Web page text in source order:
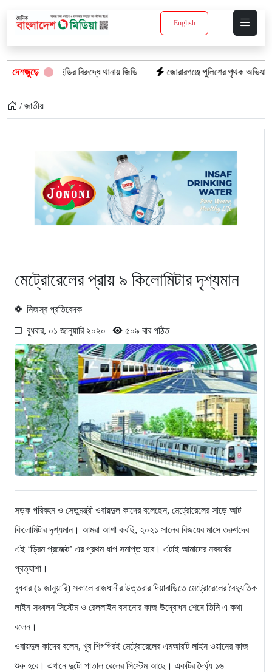
English
দেশজুড়ে
আইডির বিরুদ্ধে থানায় জিডি জোরারগঞ্জে পুলিশের পৃথক অভিযান: গাঁজাসহ
/ জাতীয়
মেট্রোরেলের প্রায় ৯ কিলোমিটার দৃশ্যমান
নিজস্ব প্রতিবেদক
বুধবার, ০১ জানুয়ারি ২০২০ ৫০৯ বার পঠিত
সড়ক পরিবহন ও সেতুমন্ত্রী ওবায়দুল কাদের বলেছেন, মেট্রোরেলের সাড়ে আট
কিলোমিটার দৃশ্যমান। আমরা আশা করছি, ২০২১ সালের বিজয়ের মাসে তরুণদের
এই ‘ড্রিম প্রজেক্ট’ এর প্রথম ধাপ সমাপ্ত হবে। এটাই আমাদের নববর্ষের
প্রত্যাশা।
বুধবার (১ জানুয়ারি) সকালে রাজধানীর উত্তরার দিয়াবাড়িতে মেট্রোরেলের বৈদ্যুতিক
লাইন সঞ্চালন সিস্টেম ও রেললাইন বসানোর কাজ উদ্বোধন শেষে তিনি এ কথা
বলেন।
ওবায়দুল কাদের বলেন, খুব শিগগিরই মেট্রোরেলের এমআরটি লাইন ওয়ানের কাজ
শুরু হবে। এখানে দুটো পাতাল রেলের সিস্টেম আছে। একটির দৈর্ঘ্য ১৬